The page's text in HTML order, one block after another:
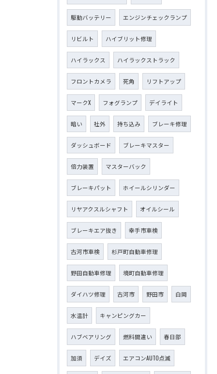
駆動バッテリー エンジンチェックランプ
リビルト ハイブリット修理
ハイラックス ハイラックストラック
フロントカメラ 死角 リフトアップ
マークX フォグランプ デイライト
暗い 社外 持ち込み ブレーキ修理
ダッシュボード ブレーキマスター
倍力装置 マスターバック
ブレーキパット ホイールシリンダー
リヤアクスルシャフト オイルシール
ブレーキエア抜き 幸手市車検
古河市車検 杉戸町自動車修理
野田自動車修理 境町自動車修理
ダイハツ修理 古河市 野田市 白岡
水温計 キャンピングカー
ハブベアリング 燃料間違い 春日部
加須 デイズ エアコンAUTO点滅